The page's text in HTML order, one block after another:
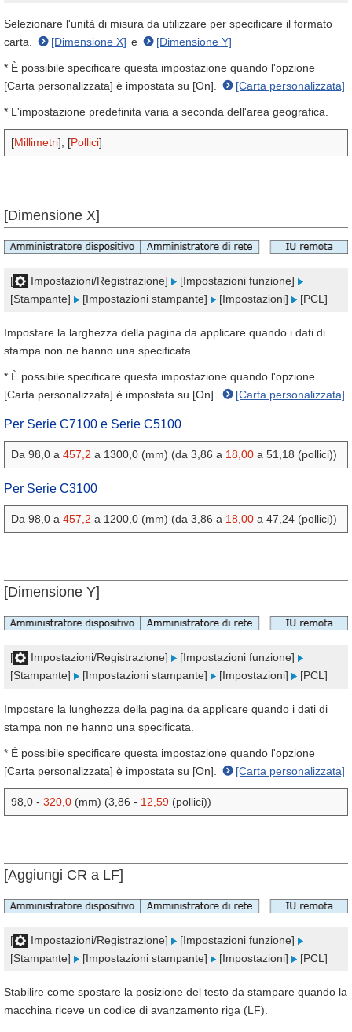
Selezionare l'unità di misura da utilizzare per specificare il formato
carta.
[Dimensione X] e [Dimensione Y]
* È possibile specificare questa impostazione quando l'opzione
[Carta personalizzata] è impostata su [On].
[Carta personalizzata]
* L'impostazione predefinita varia a seconda dell'area geografica.
[Millimetri], [Pollici]
[Dimensione X]
[ Impostazioni/Registrazione]
[Impostazioni funzione]
[Stampante]
[Impostazioni stampante] [Impostazioni] [PCL]
Impostare la larghezza della pagina da applicare quando i dati di
stampa non ne hanno una specificata.
* È possibile specificare questa impostazione quando l'opzione
[Carta personalizzata] è impostata su [On].
[Carta personalizzata]
Per Serie C7100 e Serie C5100
Da 98,0 a 457,2 a 1300,0 (mm) (da 3,86 a 18,00 a 51,18 (pollici))
Per Serie C3100
Da 98,0 a 457,2 a 1200,0 (mm) (da 3,86 a 18,00 a 47,24 (pollici))
[Dimensione Y]
[ Impostazioni/Registrazione]
[Impostazioni funzione]
[Stampante]
[Impostazioni stampante] [Impostazioni] [PCL]
Impostare la lunghezza della pagina da applicare quando i dati di
stampa non ne hanno una specificata.
* È possibile specificare questa impostazione quando l'opzione
[Carta personalizzata] è impostata su [On].
[Carta personalizzata]
98,0 - 320,0 (mm) (3,86 - 12,59 (pollici))
[Aggiungi CR a LF]
[ Impostazioni/Registrazione]
[Impostazioni funzione]
[Stampante]
[Impostazioni stampante] [Impostazioni] [PCL]
Stabilire come spostare la posizione del testo da stampare quando la
macchina riceve un codice di avanzamento riga (LF).